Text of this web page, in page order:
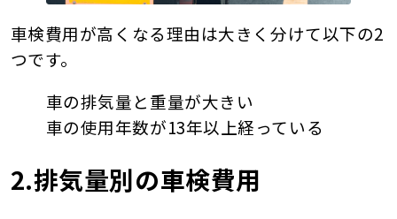
車検費用が高くなる理由は大きく分けて以下の2
つです。
車の排気量と重量が大きい
車の使用年数が13年以上経っている
2.排気量別の車検費用